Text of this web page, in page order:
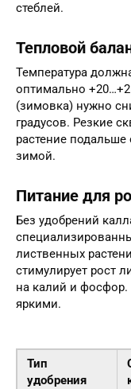
стеблей.
Тепловой
Температура
оптимально
(зимовка) нужно
градусов. Резкие
растение
зимой.
Питание для
Без удобрений
лиственных
стимулирует рост
на калий и
яркими.
Тип
удобрения